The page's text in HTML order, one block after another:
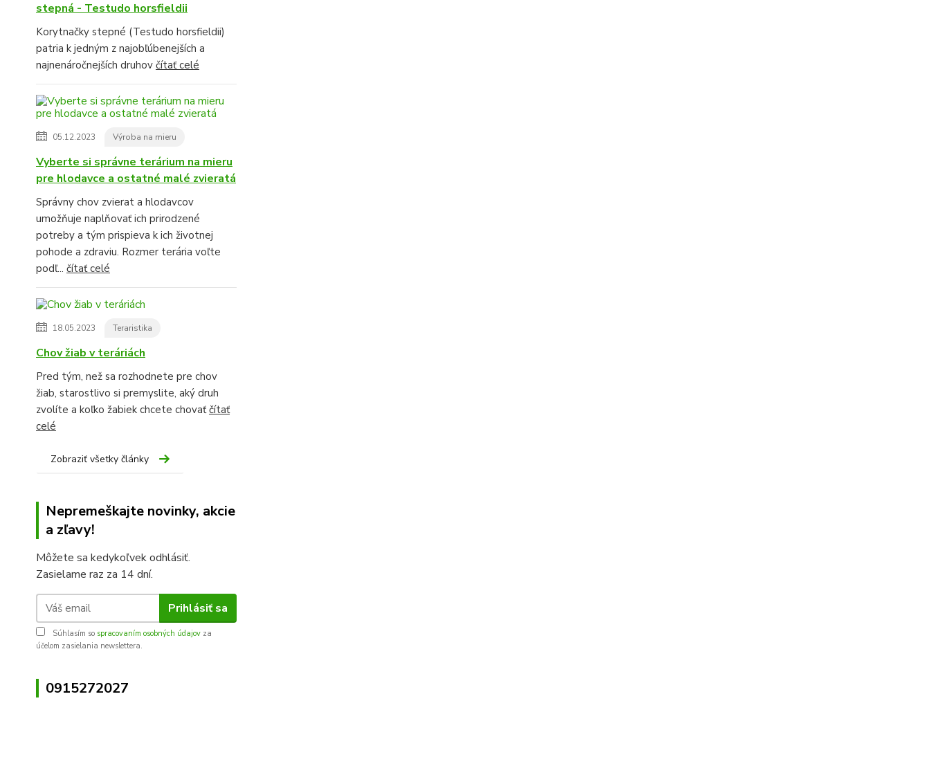
stepná - Testudo horsfieldii
Korytnačky stepné (Testudo horsfieldii)
patria k jedným z najobľúbenejších a
najnenáročnejších druhov čítať celé
05.12.2023 Výroba na mieru
Vyberte si správne terárium na mieru
pre hlodavce a ostatné malé zvieratá
Správny chov zvierat a hlodavcov
umožňuje naplňovať ich prirodzené
potreby a tým prispieva k ich životnej
pohode a zdraviu. Rozmer terária voľte
podľ... čítať celé
18.05.2023 Teraristika
Chov žiab v teráriách
Pred tým, než sa rozhodnete pre chov
žiab, starostlivo si premyslite, aký druh
zvolíte a koľko žabiek chcete chovaťčítať
celé
Zobraziť všetky články
Nepremeškajte novinky, akcie
a zľavy!
Môžete sa kedykoľvek odhlásiť.
Zasielame raz za 14 dní.
Prihlásiť sa
Súhlasím so spracovaním osobných údajov za
účelom zasielania newslettera.
0915272027